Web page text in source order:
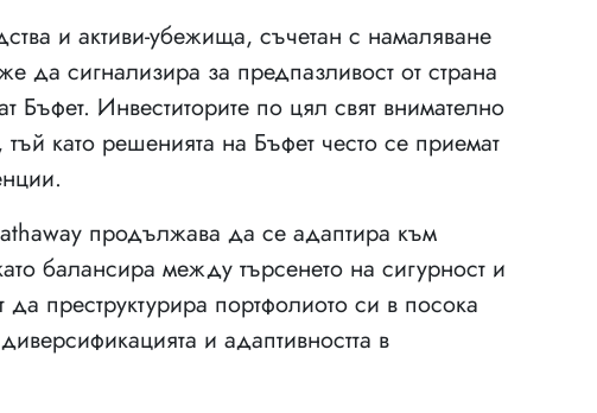
и активи-убежища, съчетан с намаляване
да сигнализира за предпазливост от страна
Бъфет. Инвеститорите по цял свят внимателно
като решенията на Бъфет често се приемат
продължава да се адаптира към
балансира между търсенето на сигурност и
преструктурира портфолиото си в посока
и адаптивността в